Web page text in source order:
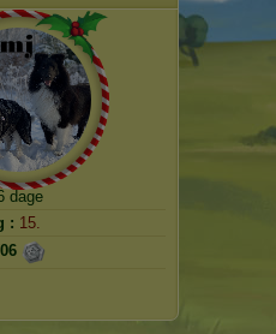
dage
: 15.